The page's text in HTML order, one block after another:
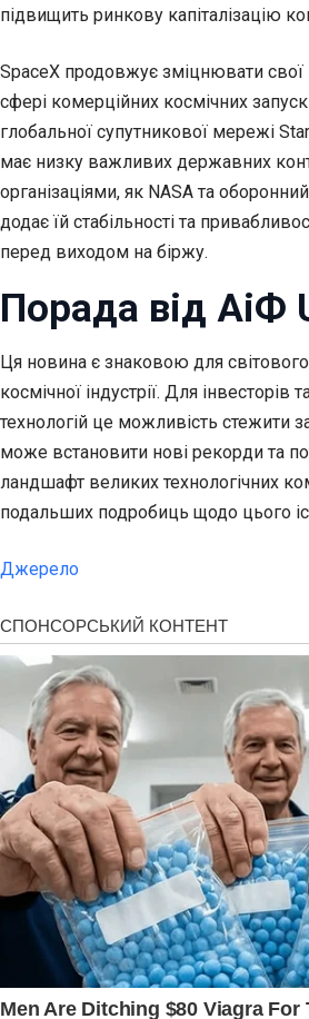
підвищить ринкову капіталізацію
SpaceX продовжує зміцнювати свої
сфері комерційних космічних
глобальної супутникової мережі
має низку важливих державних
організаціями, як NASA та
додає їй стабільності та
перед виходом на біржу.
Порада від АіФ
Ця новина є знаковою для
космічної індустрії. Для інвесторів
технологій це можливість стежити
може встановити нові рекорди та
ландшафт великих технологічних
подальших подробиць щодо цього
Джерело